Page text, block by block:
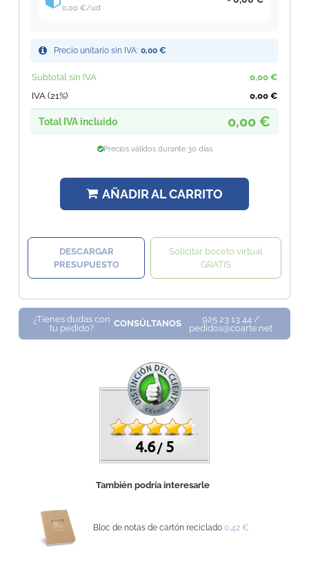
0,00 €/ud
Precio unitario sin IVA: 0,00 €
Subtotal sin IVA
0,00 €
IVA (21%)
0,00 €
Total IVA incluido 0,00 €
Precios válidos durante 30 días
AÑADIR AL CARRITO
DESCARGAR
PRESUPUESTO
Solicitar boceto virtual
GRATIS
¿Tienes dudas con
tu pedido?
CONSÚLTANOS
925 23 13 44 /
pedidos@coarte.net
4.6 /5
También podría interesarle
Bloc de notas de cartón reciclado 0,42 €